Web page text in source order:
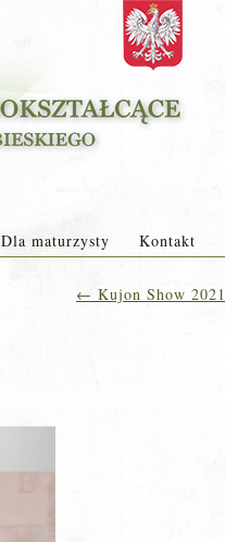
Dla maturzysty Kontakt
← Kujon Show 2021